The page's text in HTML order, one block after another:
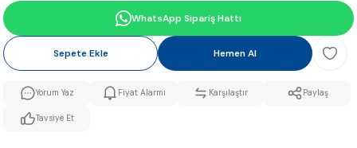
WhatsApp Sipariş Hattı
Sepete Ekle Hemen Al
Yorum Yaz Fiyat Alarmı Karşılaştır Paylaş
Tavsiye Et